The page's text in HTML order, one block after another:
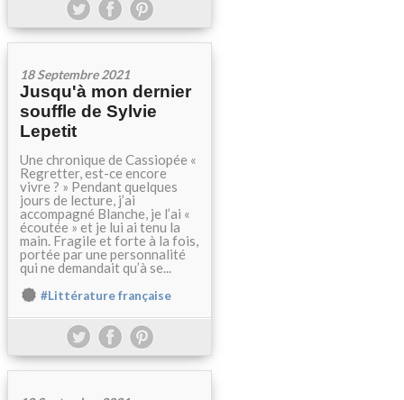
18 Septembre 2021
Jusqu'à mon dernier
souffle de Sylvie
Lepetit
Une chronique de Cassiopée «
Regretter, est-ce encore
vivre ? » Pendant quelques
jours de lecture, j’ai
accompagné Blanche, je l’ai «
écoutée » et je lui ai tenu la
main. Fragile et forte à la fois,
portée par une personnalité
qui ne demandait qu’à se...
#Littérature française